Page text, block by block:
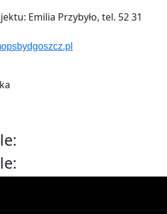
Emilia Przybyło, tel. 52 31